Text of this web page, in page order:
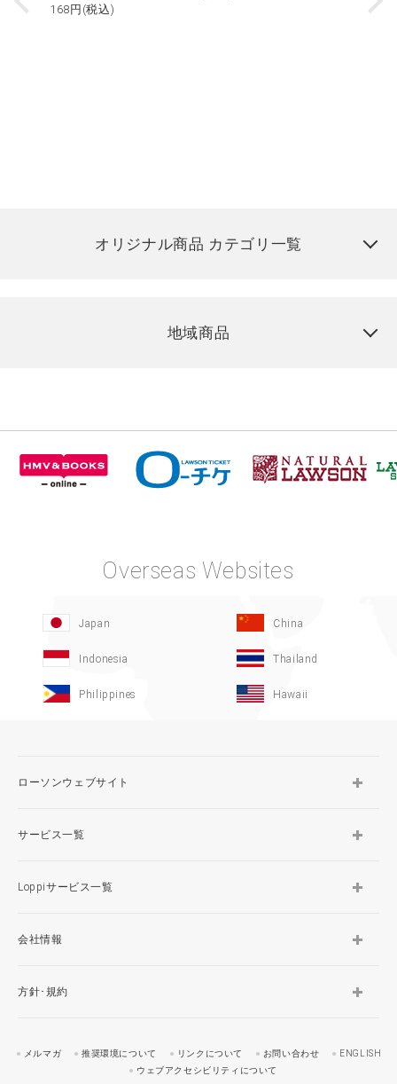
168 円(税込)
オリジナル商品 カテゴリ一覧
地域商品
Overseas Websites
Japan China
Indonesia Thailand
Philippines Hawaii
ローソンウェブサイト
サービス一覧
Loppiサービス一覧
会社情報
方針･規約
メルマガ 推奨環境について リンクについて お問い合わせ
ENGLISH
ウェブアクセシビリティについて